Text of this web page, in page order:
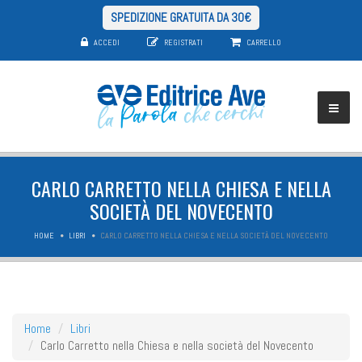
SPEDIZIONE GRATUITA DA 30€
ACCEDI REGISTRATI CARRELLO
CARLO CARRETTO NELLA CHIESA E NELLA
SOCIETÀ DEL NOVECENTO
HOME LIBRI CARLO CARRETTO NELLA CHIESA E NELLA SOCIETÀ DEL NOVECENTO
Home
Libri
Carlo Carretto nella Chiesa e nella società del Novecento